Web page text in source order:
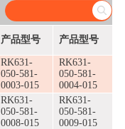
产品型号 产品型号
RK631-
050-581-
0003-015
RK631-
050-581-
0004-015
RK631-
050-581-
0008-015
RK631-
050-581-
0009-015